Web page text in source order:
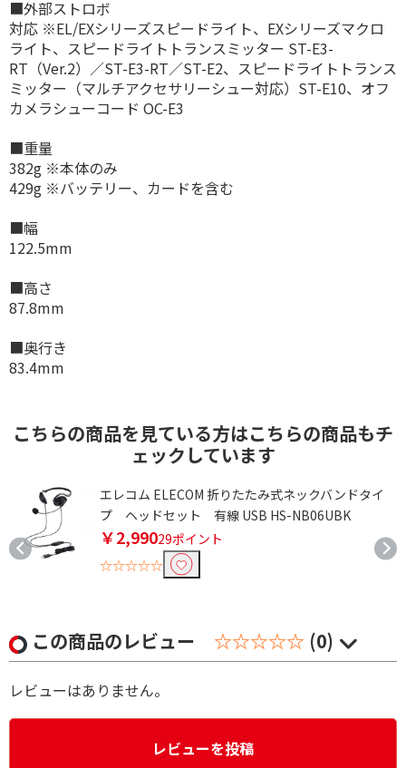
■外部ストロボ
対応 ※EL/EXシリーズスピードライト、EXシリーズマクロ
ライト、スピードライトトランスミッター ST-E3-
RT（Ver.2）／ST-E3-RT／ST-E2、スピードライトトランス
ミッター（マルチアクセサリーシュー対応）ST-E10、オフ
カメラシューコード OC-E3
■重量
382g ※本体のみ
429g ※バッテリー、カードを含む
■幅
122.5mm
■高さ
87.8mm
■奥行き
83.4mm
こちらの商品を見ている方はこちらの商品もチ
ェックしています
エレコム ELECOM 折りたたみ式ネックバンドタイ
プ ヘッドセット 有線 USB HS-NB06UBK
￥2,99029ポイント
☆☆☆☆☆
この商品のレビュー ☆☆☆☆☆ (0)
レビューはありません。
レビューを投稿